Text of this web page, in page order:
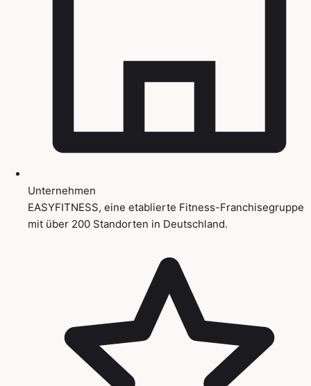
Unternehmen
EASYFITNESS, eine etablierte Fitness-Franchisegruppe
mit über 200 Standorten in Deutschland.